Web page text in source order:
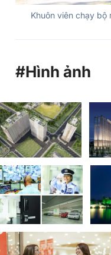
Khuôn viên chạy bộ
#Hình ảnh